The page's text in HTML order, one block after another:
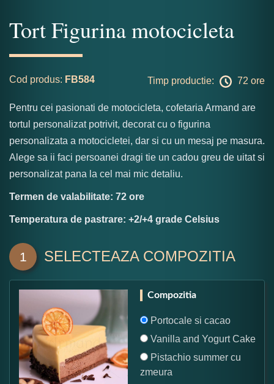
Tort Figurina motocicleta
Cod produs: FB584 Timp productie: 72 ore
Pentru cei pasionati de motocicleta, cofetaria Armand are
tortul personalizat potrivit, decorat cu o figurina
personalizata a motocicletei, dar si cu un mesaj pe masura.
Alege sa ii faci persoanei dragi tie un cadou greu de uitat si
personalizat pana la cel mai mic detaliu.
Termen de valabilitate: 72 ore
Temperatura de pastrare: +2/+4 grade Celsius
1 SELECTEAZA COMPOZITIA
Compozitia
Portocale si cacao
Vanilla and Yogurt Cake
Pistachio summer cu
zmeura